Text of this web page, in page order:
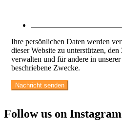
Ihre persönlichen Daten werden
dieser Website zu unterstützen,
verwalten und für andere in unserer
beschriebene Zwecke.
Follow us on Instagram